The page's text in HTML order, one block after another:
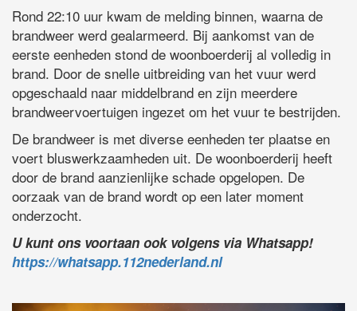
Rond 22:10 uur kwam de melding binnen, waarna de
brandweer werd gealarmeerd. Bij aankomst van de
eerste eenheden stond de woonboerderij al volledig in
brand. Door de snelle uitbreiding van het vuur werd
opgeschaald naar middelbrand en zijn meerdere
brandweervoertuigen ingezet om het vuur te bestrijden.
De brandweer is met diverse eenheden ter plaatse en
voert bluswerkzaamheden uit. De woonboerderij heeft
door de brand aanzienlijke schade opgelopen. De
oorzaak van de brand wordt op een later moment
onderzocht.
U kunt ons voortaan ook volgens via Whatsapp!
https://whatsapp.112nederland.nl